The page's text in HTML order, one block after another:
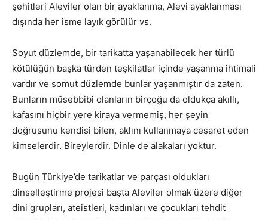
şehitleri Aleviler olan bir ayaklanma, Alevi ayaklanması
dışında her isme layık görülür vs.
Soyut düzlemde, bir tarikatta yaşanabilecek her türlü
kötülüğün başka türden teşkilatlar içinde yaşanma ihtimali
vardır ve somut düzlemde bunlar yaşanmıştır da zaten.
Bunların müsebbibi olanların birçoğu da oldukça akıllı,
kafasını hiçbir yere kiraya vermemiş, her şeyin
doğrusunu kendisi bilen, aklını kullanmaya cesaret eden
kimselerdir. Bireylerdir. Dinle de alakaları yoktur.
Bugün Türkiye’de tarikatlar ve parçası oldukları
dinselleştirme projesi başta Aleviler olmak üzere diğer
dini grupları, ateistleri, kadınları ve çocukları tehdit